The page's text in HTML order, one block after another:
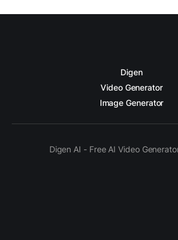
Digen
Video Generator
Image Generator
Digen AI - Free AI Video